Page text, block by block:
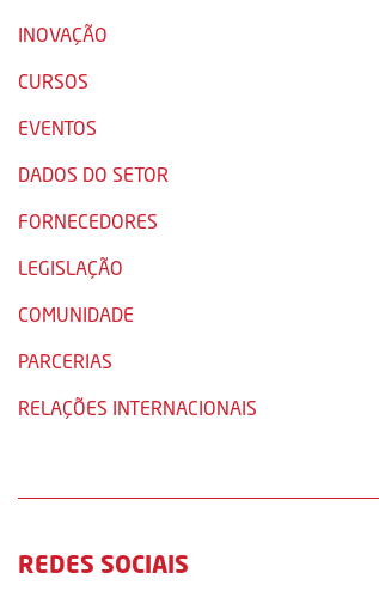
INOVAÇÃO
CURSOS
EVENTOS
DADOS DO SETOR
FORNECEDORES
LEGISLAÇÃO
COMUNIDADE
PARCERIAS
RELAÇÕES INTERNACIONAIS
REDES SOCIAIS